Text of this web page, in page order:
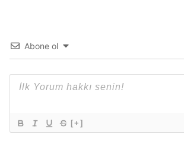
Abone ol
[+]